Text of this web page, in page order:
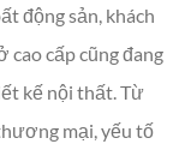
động sản, khách
cao cấp cũng đang
kế nội thất. Từ
mại, yếu tố